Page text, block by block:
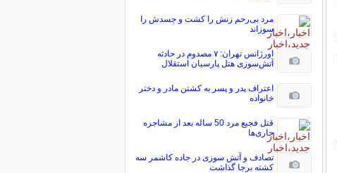
مرد بی‌رحم زنش را کشت و جسدش را
سوزاند
اورژانس تهران: ۷ مصدوم در حادثه
آتش‌سوزی هتل پارسیان استقلال
اعتراف پدر و پسر به کشتن مادر و دختر
خانواده
قتل فجیع مرد 50 ساله بعد از مشاجره
جاری‌ها
تصادف و آتش سوزی در جاده کاشمر سه
کشته برجا گذاشت